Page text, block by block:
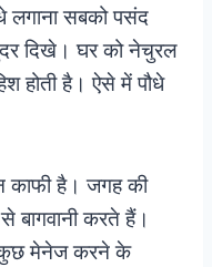
लगाना सबको पसंद
दिखे। घर को नेचुरल
होती है। ऐसे में पौधे
काफी है। जगह की
करते हैं।
कुछ मेनेज करने के